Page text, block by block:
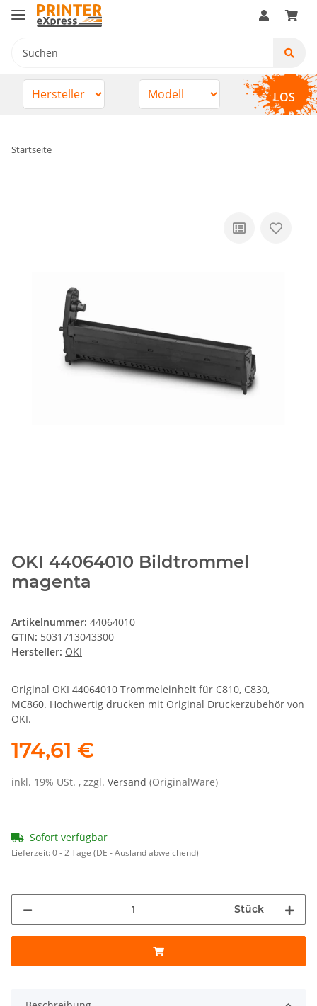
LOS
Startseite
OKI 44064010 Bildtrommel
magenta
Artikelnummer: 44064010
GTIN: 5031713043300
Hersteller: OKI
Original OKI 44064010 Trommeleinheit für C810, C830,
MC860. Hochwertig drucken mit Original Druckerzubehör von
OKI.
174,61 €
inkl. 19% USt. , zzgl. Versand (OriginalWare)
Sofort verfügbar
Lieferzeit:0 - 2 Tage (DE - Ausland abweichend)
Stück